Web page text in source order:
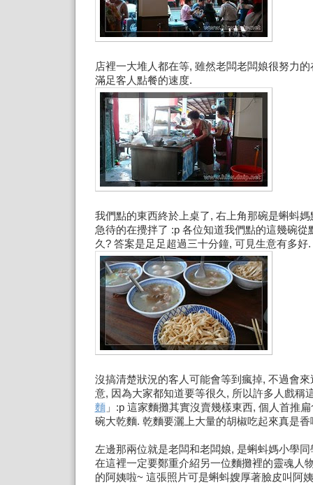
店裡一大堆人都在等, 雖然老闆老闆娘很努力
滿足客人點餐的速度.
我們點的東西終於上桌了, 右上角那碗是蝌蚪
急待的在攪拌了 :p 各位知道我們點的這幾碗從
久? 答案是足足超過三十分鐘, 可見生意有多好.
沒搞清楚狀況的客人可能會等到瘋掉, 不過會
意, 因為大家都知道要等很久, 所以許多人戲稱
麵」:p 這家麵攤其實沒賣幾樣東西, 個人首推
碗大乾麵. 乾麵要灑上大量的胡椒吃起來真是香
左邊那兩位就是老闆和老闆娘, 是蝌蚪媽小學
在這裡一定要鄭重介紹另一位麵攤裡的靈魂人
的阿姨啦~ 這張照片可是蝌蚪嫂厚著臉皮叫阿